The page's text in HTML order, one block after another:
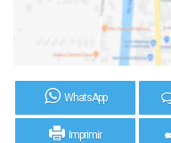
WhatsApp
Imprimir